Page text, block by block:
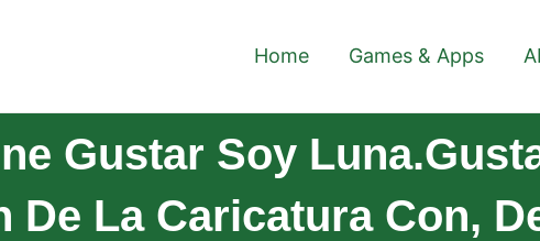
Home Games & Apps
Gustar Soy
De La Caricatura Con,